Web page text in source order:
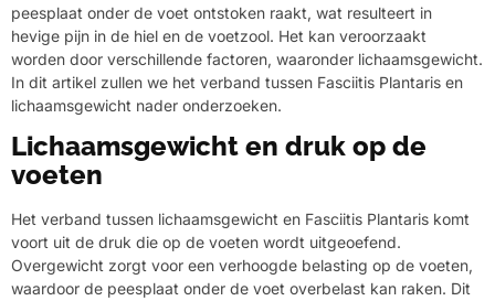
peesplaat onder de voet ontstoken raakt, wat resulteert in
hevige pijn in de hiel en de voetzool. Het kan veroorzaakt
worden door verschillende factoren, waaronder lichaamsgewicht.
In dit artikel zullen we het verband tussen Fasciitis Plantaris en
lichaamsgewicht nader onderzoeken.
Lichaamsgewicht en druk op de
voeten
Het verband tussen lichaamsgewicht en Fasciitis Plantaris komt
voort uit de druk die op de voeten wordt uitgeoefend.
Overgewicht zorgt voor een verhoogde belasting op de voeten,
waardoor de peesplaat onder de voet overbelast kan raken. Dit